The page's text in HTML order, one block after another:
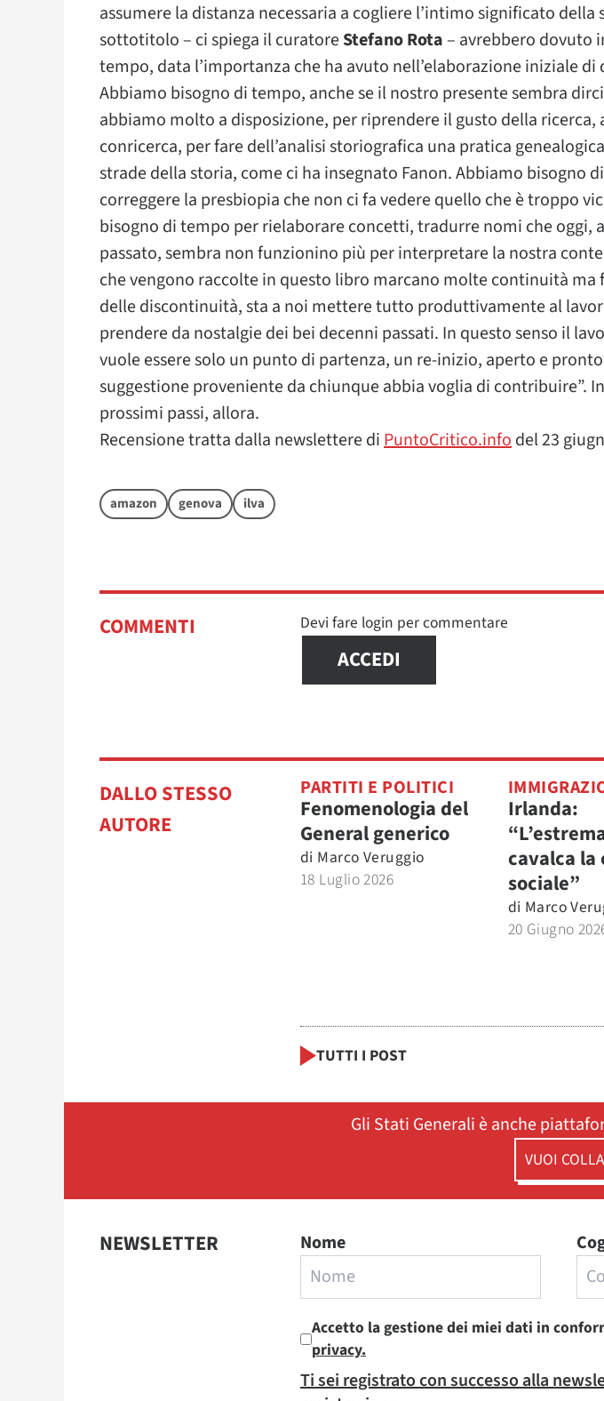
assumere la distanza necessaria a cogliere l’intimo significato
sottotitolo – ci spiega il curatoreStefano Rota – avrebbero dovuto
tempo, data l’importanza che ha avuto nell’elaborazione iniziale
Abbiamo bisogno di tempo, anche se il nostro presente sembra
abbiamo molto a disposizione, per riprendere il gusto della ricerca,
conricerca, per fare dell’analisi storiografica una pratica
strade della storia, come ci ha insegnato Fanon. Abbiamo bisogno
correggere la presbiopia che non ci fa vedere quello che è troppo
bisogno di tempo per rielaborare concetti, tradurre nomi che oggi,
passato, sembra non funzionino più per interpretare la nostra
che vengono raccolte in questo libro marcano molte continuità ma
delle discontinuità, sta a noi mettere tutto produttivamente al
prendere da nostalgie dei bei decenni passati. In questo senso il
vuole essere solo un punto di partenza, un re-inizio, aperto e
suggestione proveniente da chiunque abbia voglia di contribuire”.
prossimi passi, allora.
Recensione tratta dalla newslettere diPuntoCritico.infodel 23
amazon genova ilva
COMMENTI Devi fare login per commentare
ACCEDI
DALLO STESSO
AUTORE
PARTITI E POLITICI
Fenomenologia del
General generico
di Marco Veruggio
18 Luglio 2026
Irlanda:
cavalca la
sociale”
di Marco
20 Giugno
TUTTI I POST
Gli Stati Generali è anche
VUOI
NEWSLETTER Nome
Accetto la gestione dei miei dati in
privacy.
Ti sei registrato con successo alla